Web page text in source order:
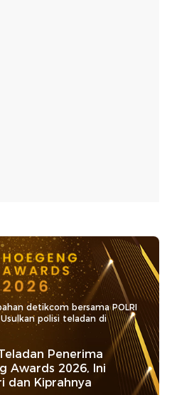
detikcom bersama POLRI
polisi teladan di
Penerima
Awards 2026, Ini
dan Kiprahnya